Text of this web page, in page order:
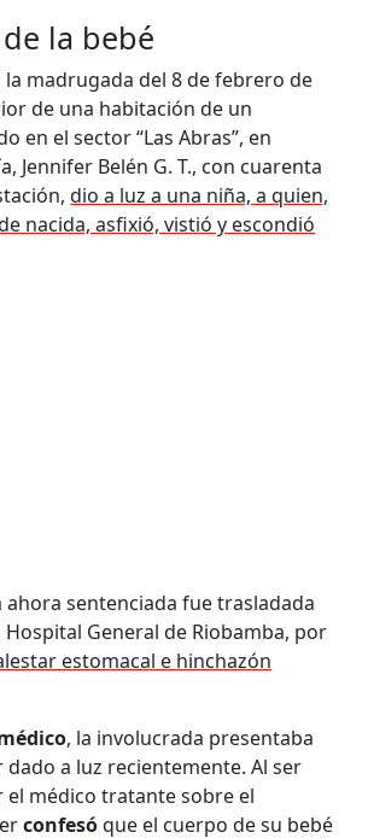
la bebé
madrugada del 8 de febrero de
de una habitación de un
en el sector “Las Abras”, en
Jennifer Belén G. T., con cuarenta
dio a luz a una niña, a quien,
nacida, asfixió, vistió y escondió
ahora sentenciada fue trasladada
General de Riobamba, por
estomacal e hinchazón
, la involucrada presentaba
dado a luz recientemente. Al ser
médico tratante sobre el
confesóque el cuerpo de su bebé